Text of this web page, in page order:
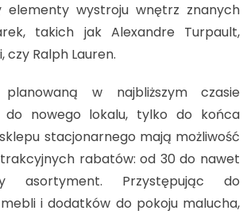
elementy wystroju wnętrz znanych
takich jak Alexandre Turpault,
czy Ralph Lauren.
w najbliższym czasie
do nowego lokalu, tylko do końca
stacjonarnego mają możliwość
rabatów: od 30 do nawet
asortyment. Przystępując do
i dodatków do pokoju malucha,